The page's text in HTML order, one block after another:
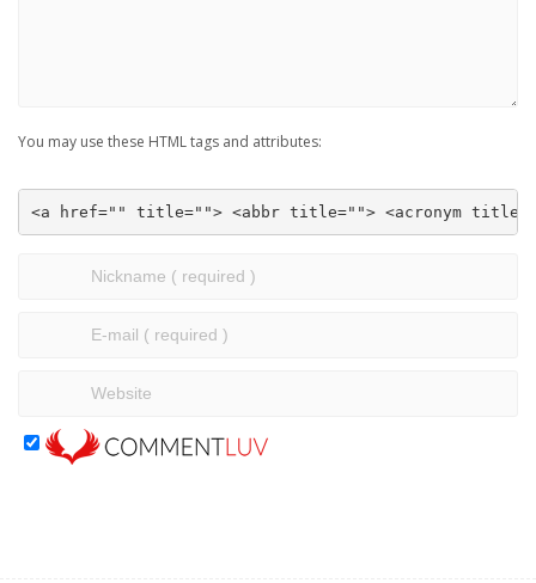
You may use these HTML tags and attributes:
<a href="" title=""> <abbr title=""> <acronym